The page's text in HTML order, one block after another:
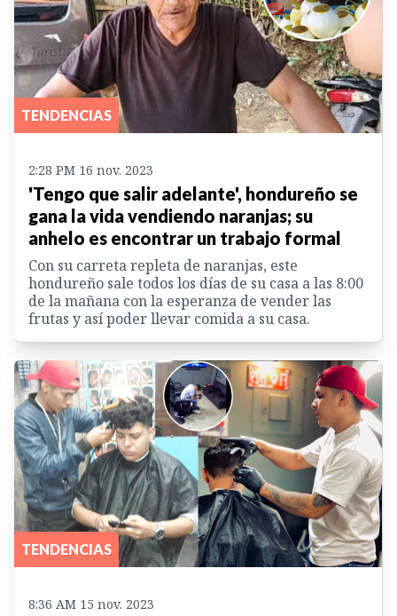
TENDENCIAS
2:28 PM 16 nov. 2023
'Tengo que salir adelante', hondureño se
gana la vida vendiendo naranjas; su
anhelo es encontrar un trabajo formal
Con su carreta repleta de naranjas, este
hondureño sale todos los días de su casa a las 8:00
de la mañana con la esperanza de vender las
frutas y así poder llevar comida a su casa.
TENDENCIAS
8:36 AM 15 nov. 2023